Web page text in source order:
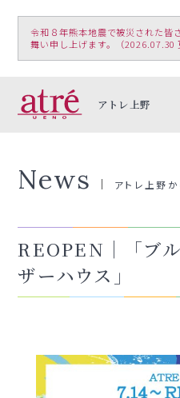
令和８年熊本地震で被災された皆
舞い申し上げます。（2026.07.30
アトレ上野
News アトレ上野
REOPEN｜「ブ
ザーハウス」